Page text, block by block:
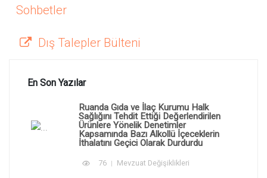
Sohbetler
Dış Talepler Bülteni
En Son Yazılar
Ruanda Gıda ve İlaç Kurumu Halk
Sağlığını Tehdit Ettiği Değerlendirilen
Ürünlere Yönelik Denetimler
Kapsamında Bazı Alkollü İçeceklerin
İthalatını Geçici Olarak Durdurdu
76 Mevzuat Değişiklikleri